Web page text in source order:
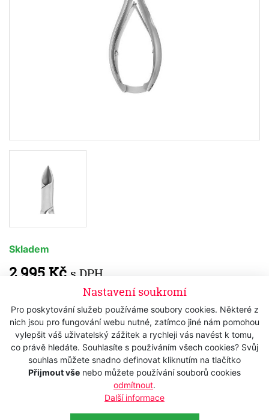
Nastavení soukromí
Pro poskytování služeb používáme soubory cookies. Některé z
nich jsou pro fungování webu nutné, zatímco jiné nám pomohou
vylepšit váš uživatelský zážitek a rychleji vás navést k tomu,
co právě hledáte. Souhlasíte s používáním všech cookies? Svůj
souhlas můžete snadno definovat kliknutím na tlačítko
Přijmout vše nebo můžete používání souborů cookies
odmítnout.
Další informace
Skladem
2 995 Kč s DPH
Koupit
Popis
Technická data